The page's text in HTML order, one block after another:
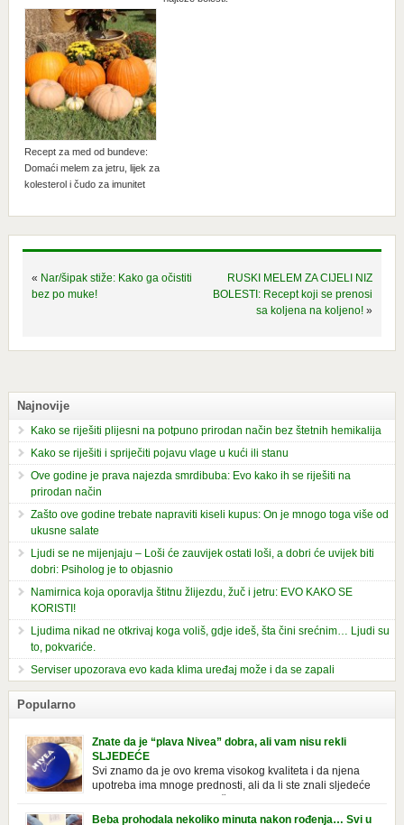
Recept za med od bundeve:
Domaći melem za jetru, lijek za
kolesterol i čudo za imunitet
« Nar/šipak stiže: Kako ga očistiti
bez po muke!
RUSKI MELEM ZA CIJELI NIZ
BOLESTI: Recept koji se prenosi
sa koljena na koljeno! »
Najnovije
Kako se riješiti plijesni na potpuno prirodan način bez štetnih hemikalija
Kako se riješiti i spriječiti pojavu vlage u kući ili stanu
Ove godine je prava najezda smrdibuba: Evo kako ih se riješiti na
prirodan način
Zašto ove godine trebate napraviti kiseli kupus: On je mnogo toga više od
ukusne salate
Ljudi se ne mijenjaju – Loši će zauvijek ostati loši, a dobri će uvijek biti
dobri: Psiholog je to objasnio
Namirnica koja oporavlja štitnu žlijezdu, žuč i jetru: EVO KAKO SE
KORISTI!
Ljudima nikad ne otkrivaj koga voliš, gdje ideš, šta čini srećnim… Ljudi su
to, pokvariće.
Serviser upozorava evo kada klima uređaj može i da se zapali
Popularno
Znate da je “plava Nivea” dobra, ali vam nisu rekli
SLJEDEĆE
Svi znamo da je ovo krema visokog kvaliteta i da njena
upotreba ima mnoge prednosti, ali da li ste znali sljedeće
prepoznatljivog mirisa i jednostavne formule, jeste nezamenljiv inventar
Beba prohodala nekoliko minuta nakon rođenja… Svi u